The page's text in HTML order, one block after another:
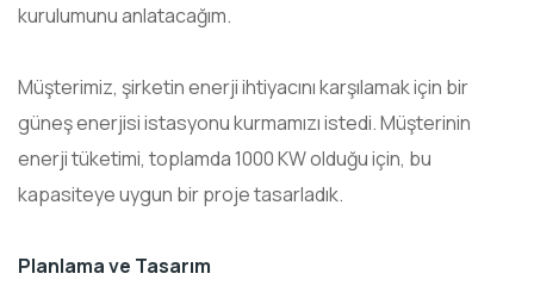
kurulumunu anlatacağım.
Müşterimiz, şirketin enerji ihtiyacını karşılamak için bir
güneş enerjisi istasyonu kurmamızı istedi. Müşterinin
enerji tüketimi, toplamda 1000 KW olduğu için, bu
kapasiteye uygun bir proje tasarladık.
Planlama ve Tasarım